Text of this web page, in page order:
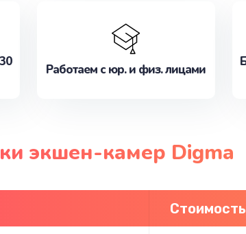
Работаем с юр. и физ. лицами
экшен-камер Digma